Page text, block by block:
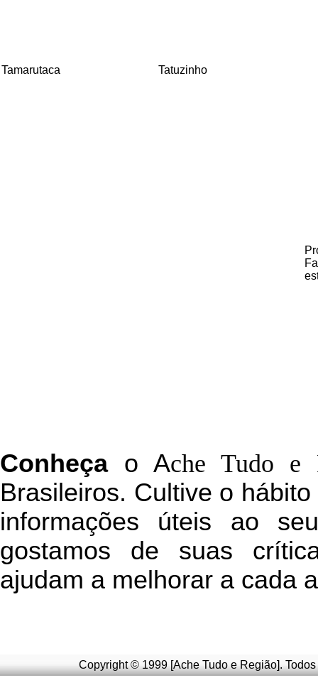
Tamarutaca Tatuzinho
Conheçao Ache Tudo e
Brasileiros. Cultive o
informações úteis ao
gostamos de suas
ajudam a melhorar a cada
Copyright © 1999 [Ache Tudo e Região].